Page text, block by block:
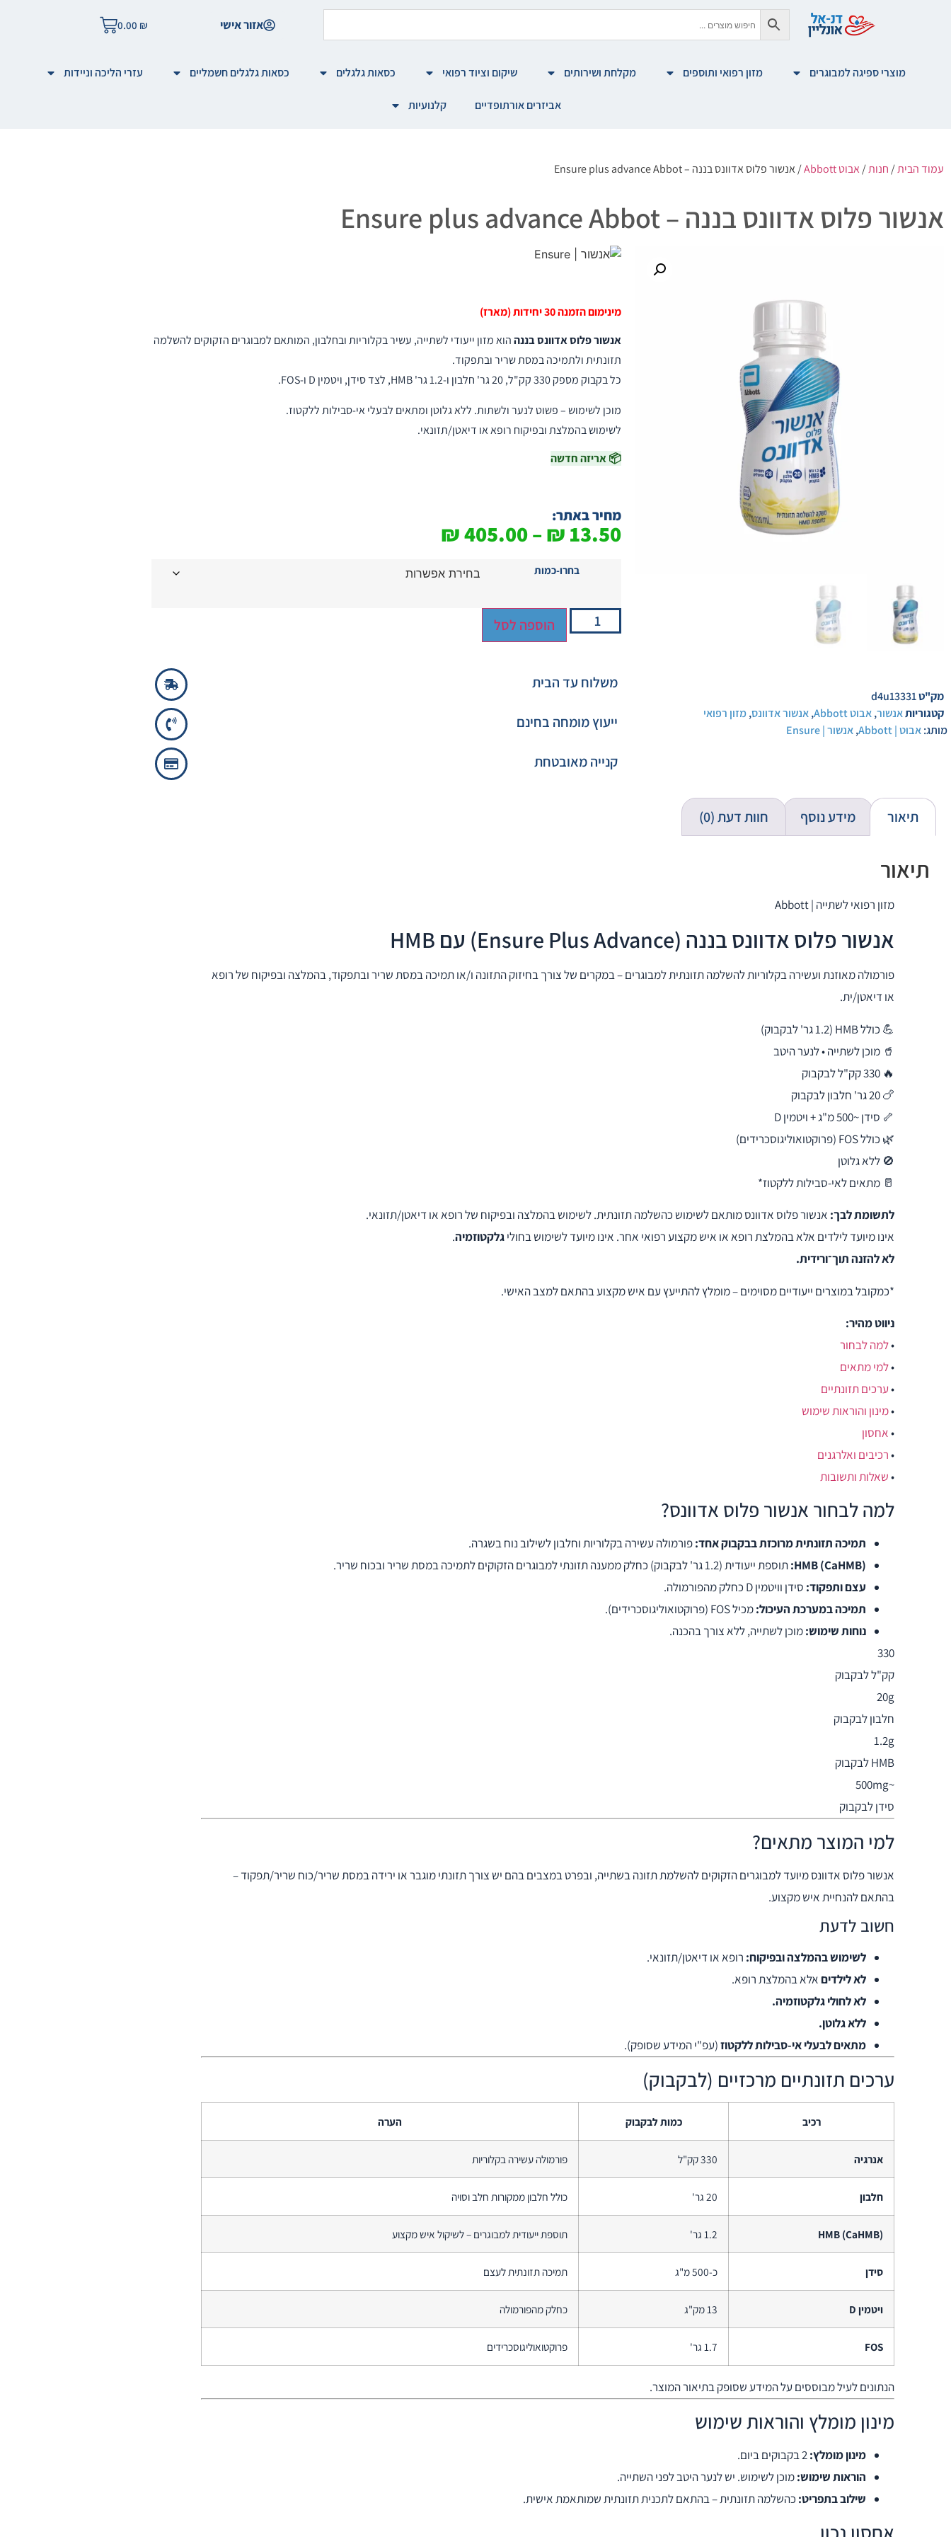
אזור אישי 0.00 ₪
מוצרי ספיגה למבוגרים מזון רפואי ותוספים מקלחת ושירותים שיקום וציוד רפואי כסאות גלגלים כסאות גלגלים חשמליים עזרי הליכה וניידות
אביזרים אורתופדיים קלנועיות
עמוד הבית/ חנות/ אבוט Abbott / אנשור פלוס אדוונס בננה – Ensure plus advance Abbot
אנשור פלוס אדוונס בננה – Ensure plus advance Abbot
מק"טd4u13331
קטגוריותאנשור,אבוט Abbott ,אנשור אדוונס,מזון רפואי
מותג:אבוט | Abbott ,אנשור | Ensure
מינימום הזמנה 30 יחידות (מארז)
אנשור פלוס אדוונס בננההוא מזון ייעודי לשתייה, עשיר בקלוריות ובחלבון, המותאם למבוגרים הזקוקים להשלמה
תזונתית ולתמיכה במסת שריר ובתפקוד.
כל בקבוק מספק 330 קק"ל, 20 גר' חלבון ו-1.2 גר' HMB, לצד סידן, ויטמין D ו-FOS.
מוכן לשימוש – פשוט לנער ולשתות. ללא גלוטן ומתאים לבעלי אי-סבילות ללקטוז.
לשימוש בהמלצת ובפיקוח רופא או דיאטן/תזונאי.
📦 אריזה חדשה
מחיר באתר:
13.50
₪
–
405.00
₪
בחרו-כמות
הוספה לסל
משלוח עד הבית
ייעוץ מומחה בחינם
קנייה מאובטחת
תיאור מידע נוסף חוות דעת (0)
תיאור
מזון רפואי לשתייה | Abbott
אנשור פלוס אדוונס בננה (Ensure Plus Advance) עם HMB
פורמולה מאוזנת ועשירה בקלוריות להשלמה תזונתית למבוגרים – במקרים של צורך בחיזוק התזונה ו/או תמיכה במסת שריר ובתפקוד, בהמלצה ובפיקוח של רופא
או דיאטן/ית.
💪 כולל HMB (1.2 גר' לבקבוק)
🥤 מוכן לשתייה • לנער היטב
🔥 330 קק"ל לבקבוק
🍗 20 גר' חלבון לבקבוק
🦴 סידן ~500 מ"ג + ויטמין D
🌿 כולל FOS (פרוקטואוליגוסכרידים)
🚫 ללא גלוטן
🥛 מתאים לאי-סבילות ללקטוז*
לתשומת לבך: אנשור פלוס אדוונס מותאם לשימוש כהשלמה תזונתית. לשימוש בהמלצה ובפיקוח של רופא או דיאטן/תזונאי.
אינו מיועד לילדים אלא בהמלצת רופא או איש מקצוע רפואי אחר. אינו מיועד לשימוש בחוליגלקטוזמיה.
לא להזנה תוך־ורידית.
*כמקובל במוצרים ייעודיים מסוימים – מומלץ להתייעץ עם איש מקצוע בהתאם למצב האישי.
ניווט מהיר:
•למה לבחור
•למי מתאים
•ערכים תזונתיים
•מינון והוראות שימוש
•אחסון
•רכיבים ואלרגנים
•שאלות ותשובות
למה לבחור אנשור פלוס אדוונס?
תמיכה תזונתית מרוכזת בבקבוק אחד:פורמולה עשירה בקלוריות וחלבון לשילוב נוח בשגרה.
HMB (CaHMB): תוספת ייעודית (1.2 גר' לבקבוק) כחלק ממענה תזונתי למבוגרים הזקוקים לתמיכה במסת שריר ובכוח שריר.
עצם ותפקוד: סידן וויטמין D כחלק מהפורמולה.
תמיכה במערכת העיכול:מכיל FOS (פרוקטואוליגוסכרידים).
נוחות שימוש:מוכן לשתייה, ללא צורך בהכנה.
330
קק"ל לבקבוק
20g
חלבון לבקבוק
1.2g
HMB לבקבוק
~500mg
סידן לבקבוק
למי המוצר מתאים?
אנשור פלוס אדוונס מיועד למבוגרים הזקוקים להשלמת תזונה בשתייה, ובפרט במצבים בהם יש צורך תזונתי מוגבר או ירידה במסת שריר/כוח שריר/תפקוד –
בהתאם להנחיית איש מקצוע.
חשוב לדעת
לשימוש בהמלצה ובפיקוח: רופא או דיאטן/תזונאי.
לא לילדיםאלא בהמלצת רופא.
לא לחולי גלקטוזמיה.
ללא גלוטן.
מתאים לבעלי אי-סבילות ללקטוז(עפ"י המידע שסופק).
ערכים תזונתיים מרכזיים (לבקבוק)
רכיב כמות לבקבוק הערה
אנרגיה 330 קק"ל פורמולה עשירה בקלוריות
חלבון 20 גר' כולל חלבון ממקורות חלב וסויה
HMB (CaHMB) 1.2 גר' תוספת ייעודית למבוגרים – לשיקול איש מקצוע
סידן כ-500 מ"ג תמיכה תזונתית לעצם
ויטמין D 13 מק"ג כחלק מהפורמולה
FOS 1.7 גר' פרוקטואוליגוסכרידים
הנתונים לעיל מבוססים על המידע שסופק בתיאור המוצר.
מינון מומלץ והוראות שימוש
מינון מומלץ:
הוראות שימוש:מוכן לשימוש. יש לנער היטב לפני השתייה.
שילוב בתפריט: כהשלמה תזונתית – בהתאם לתכנית תזונתית שמותאמת אישית.